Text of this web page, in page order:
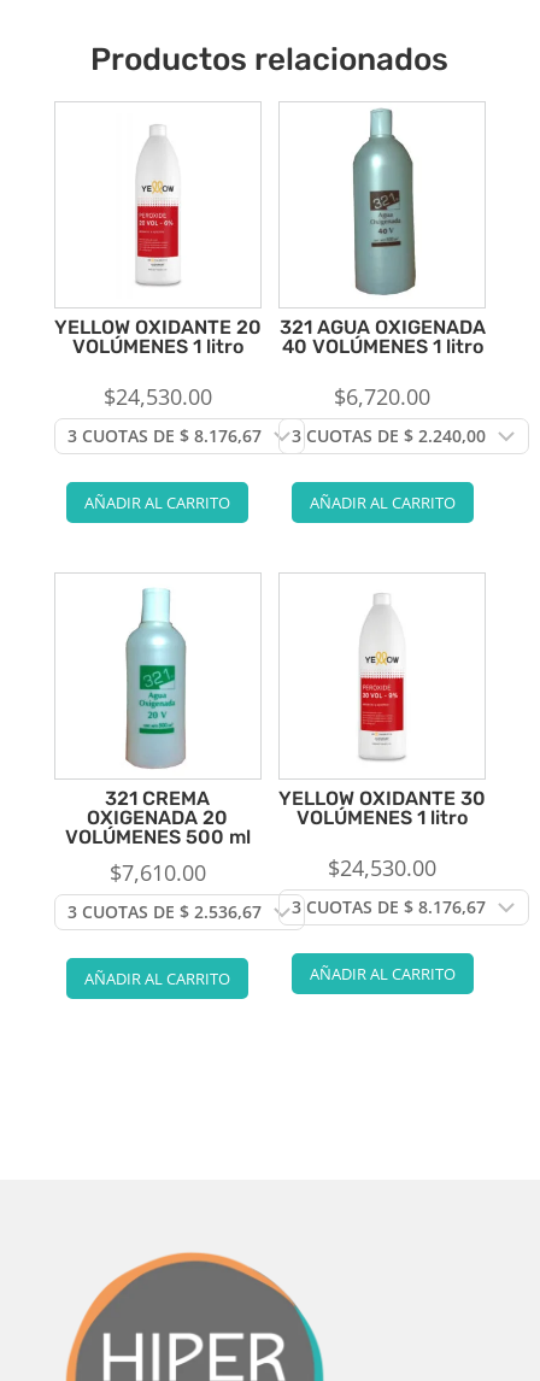
Productos relacionados
YELLOW OXIDANTE 20
VOLÚMENES 1 litro
$24,530.00
AÑADIR AL CARRITO
321 AGUA OXIGENADA
40 VOLÚMENES 1 litro
$6,720.00
AÑADIR AL CARRITO
321 CREMA
OXIGENADA 20
VOLÚMENES 500 ml
$7,610.00
AÑADIR AL CARRITO
YELLOW OXIDANTE 30
VOLÚMENES 1 litro
$24,530.00
AÑADIR AL CARRITO